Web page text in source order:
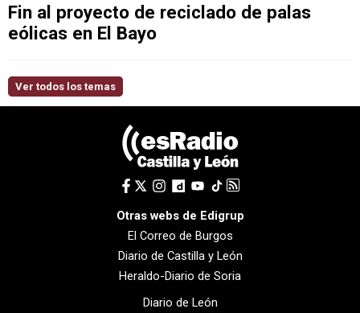
Fin al proyecto de reciclado de palas
eólicas en El Bayo
Ver todos los temas
Otras webs de Edigrup
El Correo de Burgos
Diario de Castilla y León
Heraldo-Diario de Soria
Diario de León